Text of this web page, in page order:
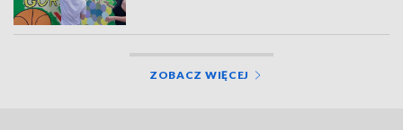
ZOBACZ WIĘCEJ